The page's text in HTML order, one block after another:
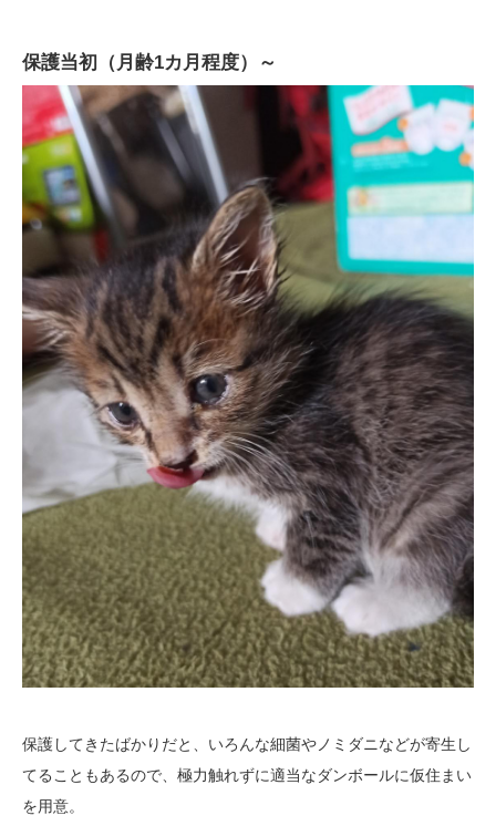
保護当初（月齢1カ月程度）～
保護してきたばかりだと、いろんな細菌やノミダニなどが寄生し
てることもあるので、極力触れずに適当なダンボールに仮住まい
を用意。